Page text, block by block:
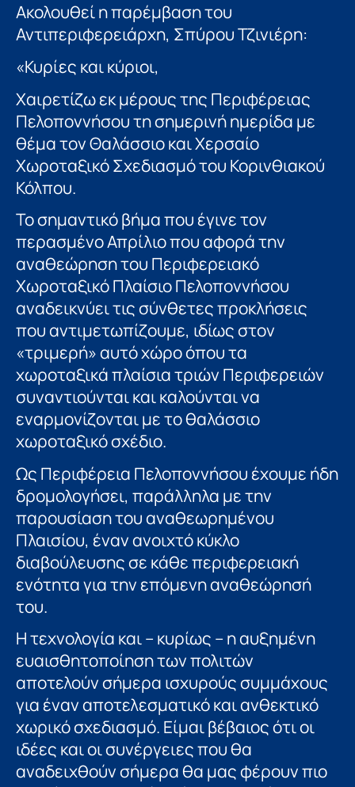
Ακολουθεί η παρέμβαση του
Αντιπεριφερειάρχη, Σπύρου Τζινιέρη:
«Κυρίες και κύριοι,
Χαιρετίζω εκ μέρους της Περιφέρειας
Πελοποννήσου τη σημερινή ημερίδα με
θέμα τον Θαλάσσιο και Χερσαίο
Χωροταξικό Σχεδιασμό του Κορινθιακού
Κόλπου.
Το σημαντικό βήμα που έγινε τον
περασμένο Απρίλιο που αφορά την
αναθεώρηση του Περιφερειακό
Χωροταξικό Πλαίσιο Πελοποννήσου
αναδεικνύει τις σύνθετες προκλήσεις
που αντιμετωπίζουμε, ιδίως στον
«τριμερή» αυτό χώρο όπου τα
χωροταξικά πλαίσια τριών Περιφερειών
συναντιούνται και καλούνται να
εναρμονίζονται με το θαλάσσιο
χωροταξικό σχέδιο.
Ως Περιφέρεια Πελοποννήσου έχουμε ήδη
δρομολογήσει, παράλληλα με την
παρουσίαση του αναθεωρημένου
Πλαισίου, έναν ανοιχτό κύκλο
διαβούλευσης σε κάθε περιφερειακή
ενότητα για την επόμενη αναθεώρησή
του.
Η τεχνολογία και – κυρίως – η αυξημένη
ευαισθητοποίηση των πολιτών
αποτελούν σήμερα ισχυρούς συμμάχους
για έναν αποτελεσματικό και ανθεκτικό
χωρικό σχεδιασμό. Είμαι βέβαιος ότι οι
ιδέες και οι συνέργειες που θα
αναδειχθούν σήμερα θα μας φέρουν πιο